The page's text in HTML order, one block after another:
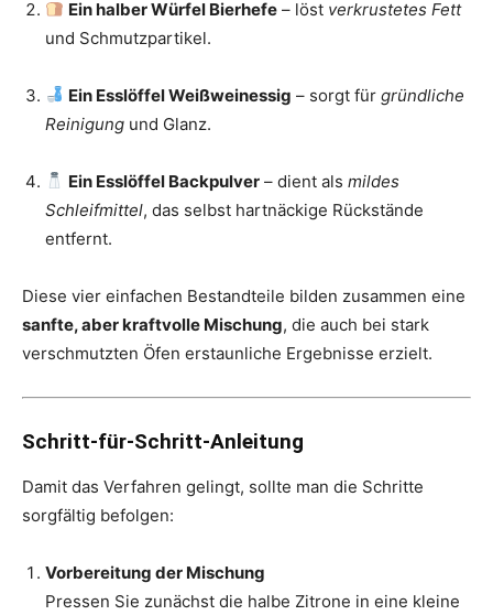
Ein halber Würfel Bierhefe – löst verkrustetes Fett
und Schmutzpartikel.
Ein Esslöffel Weißweinessig – sorgt fürgründliche
Reinigung und Glanz.
Ein Esslöffel Backpulver – dient alsmildes
Schleifmittel, das selbst hartnäckige Rückstände
entfernt.
Diese vier einfachen Bestandteile bilden zusammen eine
sanfte, aber kraftvolle Mischung, die auch bei stark
verschmutzten Öfen erstaunliche Ergebnisse erzielt.
Schritt-für-Schritt-Anleitung
Damit das Verfahren gelingt, sollte man die Schritte
sorgfältig befolgen:
Vorbereitung der Mischung
Pressen Sie zunächst die halbe Zitrone in eine kleine